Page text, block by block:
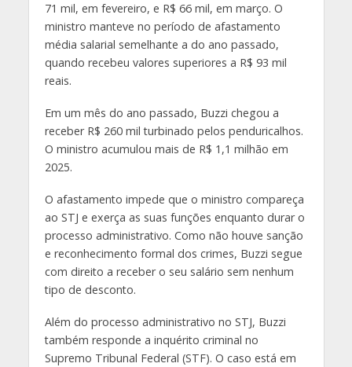
71 mil, em fevereiro, e R$ 66 mil, em março. O
ministro manteve no período de afastamento
média salarial semelhante a do ano passado,
quando recebeu valores superiores a R$ 93 mil
reais.
Em um mês do ano passado, Buzzi chegou a
receber R$ 260 mil turbinado pelos penduricalhos.
O ministro acumulou mais de R$ 1,1 milhão em
2025.
O afastamento impede que o ministro compareça
ao STJ e exerça as suas funções enquanto durar o
processo administrativo. Como não houve sanção
e reconhecimento formal dos crimes, Buzzi segue
com direito a receber o seu salário sem nenhum
tipo de desconto.
Além do processo administrativo no STJ, Buzzi
também responde a inquérito criminal no
Supremo Tribunal Federal (STF). O caso está em